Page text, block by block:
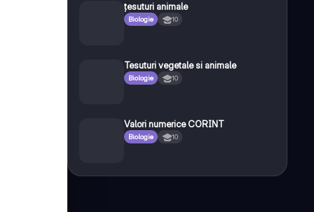
țesuturi animale
Biologie 10
Tesuturi vegetale si animale
Biologie 10
Valori numerice CORINT
Biologie 10